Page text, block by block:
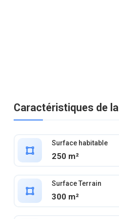
Caractéristiques de
Surface habitable
250 m²
Surface Terrain
300 m²